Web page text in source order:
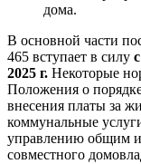
дома.
В основной части
465 вступает в силу
2025 г. Некоторые
Положения о
внесения платы за
коммунальные
управлению общим
совместного